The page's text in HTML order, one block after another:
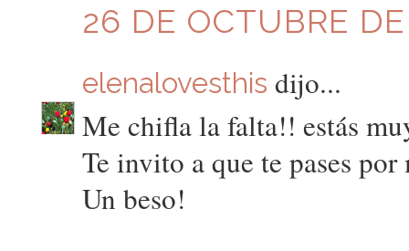
26 DE OCTUBRE
elenalovesthis dijo...
Me chifla la falta!! estás
Te invito a que te pases
Un beso!